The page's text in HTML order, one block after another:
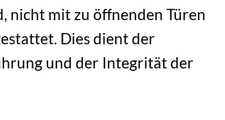
nicht mit zu öffnenden Türen
Dies dient der
und der Integrität der